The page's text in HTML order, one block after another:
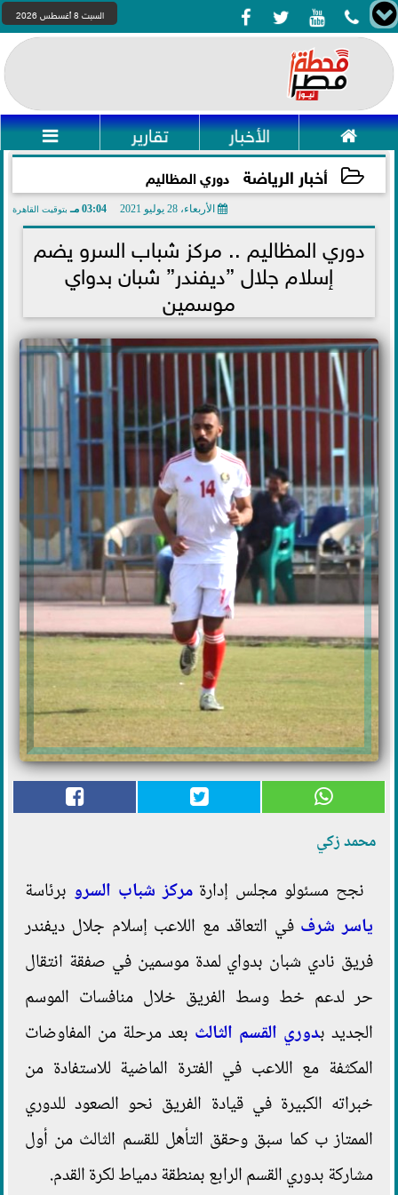
    السبت 8 أغسطس 2026
 الأخبار تقارير 
أخبار الرياضة دوري المظاليم
الأربعاء، 28 يوليو 2021 03:04 مـ بتوقيت القاهرة
دوري المظاليم .. مركز شباب السرو يضم
إسلام جلال ”ديفندر” شبان بدواي
موسمين
محمد زكي
نجح مسئولو مجلس إدارةمركز شباب السرو برئاسة
ياسر شرف في التعاقد مع اللاعب إسلام جلال ديفندر
فريق نادي شبان بدواي لمدة موسمين في صفقة انتقال
حر لدعم خط وسط الفريق خلال منافسات الموسم
الجديد بدوري القسم الثالث بعد مرحلة من المفاوضات
المكثفة مع اللاعب في الفترة الماضية للاستفادة من
خبراته الكبيرة في قيادة الفريق نحو الصعود للدوري
الممتاز ب كما سبق وحقق التأهل للقسم الثالث من أول
مشاركة بدوري القسم الرابع بمنطقة دمياط لكرة القدم.